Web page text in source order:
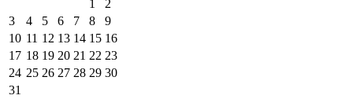
1
2
3
4 5 6 7 8
9
10 11 12 13 14 15 16
17 18 19 20 21 22 23
24 25 26 27 28 29 30
31